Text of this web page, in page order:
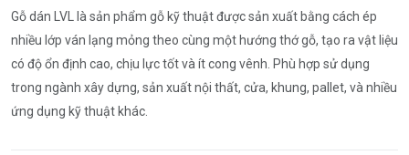
Gỗ dán LVL là sản phẩm gỗ kỹ thuật được sản xuất bằng cách ép
nhiều lớp ván lạng mỏng theo cùng một hướng thớ gỗ, tạo ra vật liệu
có độ ổn định cao, chịu lực tốt và ít cong vênh. Phù hợp sử dụng
trong ngành xây dựng, sản xuất nội thất, cửa, khung, pallet, và nhiều
ứng dụng kỹ thuật khác.